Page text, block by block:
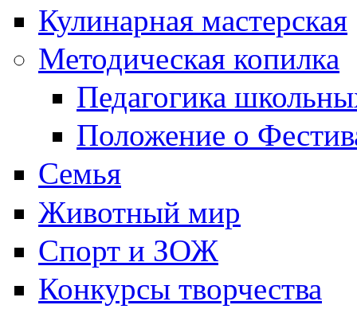
Кулинарная мастерская
Методическая копилка
Педагогика
Положение о
Семья
Животный мир
Спорт и ЗОЖ
Конкурсы творчества